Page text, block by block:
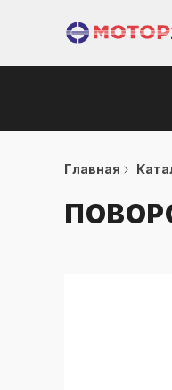
Главная